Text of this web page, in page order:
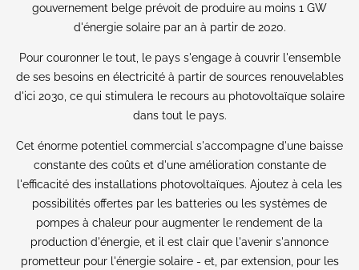
gouvernement belge prévoit de produire au moins 1 GW
d'énergie solaire par an à partir de 2020.
Pour couronner le tout, le pays s'engage à couvrir l'ensemble
de ses besoins en électricité à partir de sources renouvelables
d'ici 2030, ce qui stimulera le recours au photovoltaïque solaire
dans tout le pays.
Cet énorme potentiel commercial s'accompagne d'une baisse
constante des coûts et d'une amélioration constante de
l'efficacité des installations photovoltaïques. Ajoutez à cela les
possibilités offertes par les batteries ou les systèmes de
pompes à chaleur pour augmenter le rendement de la
production d'énergie, et il est clair que l'avenir s'annonce
prometteur pour l'énergie solaire - et, par extension, pour les